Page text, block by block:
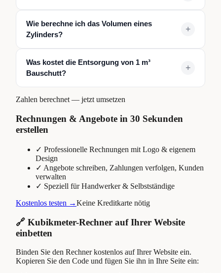
Mutterboden ~25 %,Lehm ~30 %,Fels ~50 %. Bei 10
m³ Aushub benötigen Sie also 12–15 m³ Containervol.
× B × H. Alternativ: cm × cm × cm = cm³, dann
1.000.000 = m³
cm³ =1 m³.
Wie berechne ich das Volumen eines
Zylinders?
+
Durchmesser, 2 m tief → 3,14 × 0,5² × 2 =
Was kostet die Entsorgung von 1 m³
Bauschutt?
+
€/m³.Erdaushub:
10–30 €/m³. Plus Container-Miete: ~80–
200 € je nach Größe und Standzeit.
Zahlen berechnet — jetzt umsetzen
Rechnungen & Angebote in 30 Sekunden
erstellen
✓ Professionelle Rechnungen mit Logo & eigenem
Design
✓ Angebote schreiben, Zahlungen verfolgen, Kunden
verwalten
✓ Speziell für Handwerker & Selbstständige
Kostenlos testen →Keine Kreditkarte nötig
🔗 Kubikmeter-Rechner auf Ihrer Website
einbetten
Binden Sie den Rechner kostenlos auf Ihrer Website ein.
Kopieren Sie den Code und fügen Sie ihn in Ihre Seite ein: